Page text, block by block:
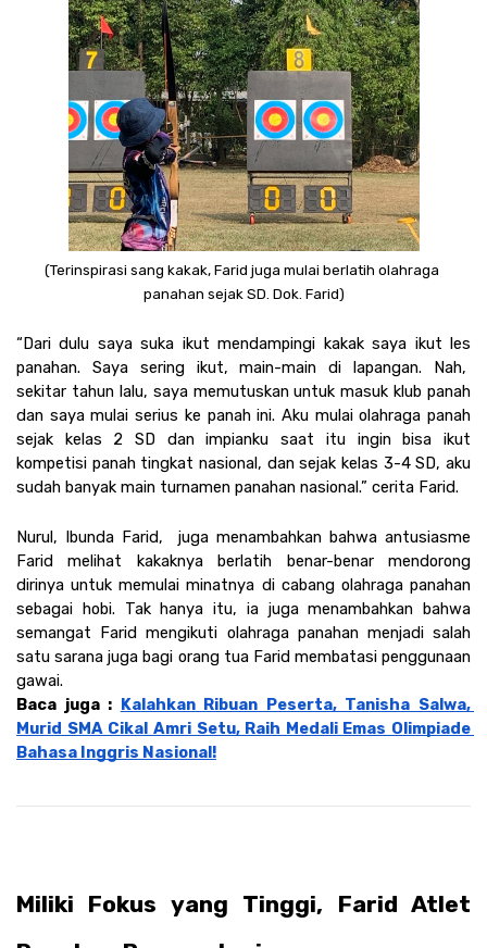
(Terinspirasi sang kakak, Farid juga mulai berlatih olahraga
panahan sejak SD. Dok. Farid)
“Dari dulu saya suka ikut mendampingi kakak saya ikut les
panahan. Saya sering ikut, main-main di lapangan. Nah,
sekitar tahun lalu, saya memutuskan untuk masuk klub panah
dan saya mulai serius ke panah ini. Aku mulai olahraga panah
sejak kelas 2 SD dan impianku saat itu ingin bisa ikut
kompetisi panah tingkat nasional, dan sejak kelas 3-4 SD, aku
sudah banyak main turnamen panahan nasional.” cerita Farid.
Nurul, Ibunda Farid,  juga menambahkan bahwa antusiasme
Farid melihat kakaknya berlatih benar-benar mendorong
dirinya untuk memulai minatnya di cabang olahraga panahan
sebagai hobi. Tak hanya itu, ia juga menambahkan bahwa
semangat Farid mengikuti olahraga panahan menjadi salah
satu sarana juga bagi orang tua Farid membatasi penggunaan
gawai.
Baca juga : Kalahkan Ribuan Peserta, Tanisha Salwa,
Murid SMA Cikal Amri Setu, Raih Medali Emas Olimpiade
Bahasa Inggris Nasional!
Miliki Fokus yang Tinggi, Farid Atlet